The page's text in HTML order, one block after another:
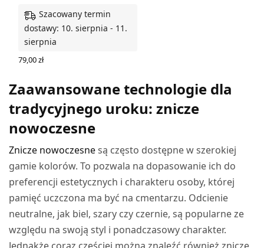
Szacowany termin
dostawy: 10. sierpnia - 11.
sierpnia
79,00zł
Zaawansowane technologie dla
tradycyjnego uroku: znicze
nowoczesne
Znicze nowoczesnesą często dostępne w szerokiej
gamie kolorów. To pozwala na dopasowanie ich do
preferencji estetycznych i charakteru osoby, której
pamięć uczczona ma być na cmentarzu. Odcienie
neutralne, jak biel, szary czy czernie, są popularne ze
względu na swoją styl i ponadczasowy charakter.